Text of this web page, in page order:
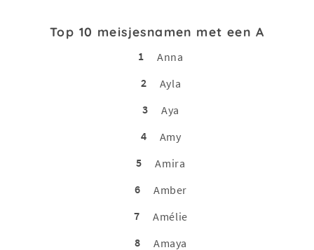
Top 10 meisjesnamen met een A
1
Anna
2
Ayla
3
Aya
4
Amy
5
Amira
6
Amber
7
Amélie
8
Amaya